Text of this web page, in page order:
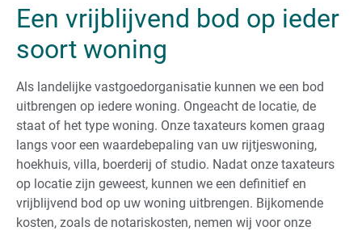
Een vrijblijvend bod op ieder
soort woning
Als landelijke vastgoedorganisatie kunnen we een bod
uitbrengen op iedere woning. Ongeacht de locatie, de
staat of het type woning. Onze taxateurs komen graag
langs voor een waardebepaling van uw rijtjeswoning,
hoekhuis, villa, boerderij of studio. Nadat onze taxateurs
op locatie zijn geweest, kunnen we een definitief en
vrijblijvend bod op uw woning uitbrengen. Bijkomende
kosten, zoals de notariskosten, nemen wij voor onze